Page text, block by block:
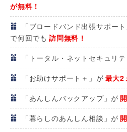
が無料！
「ブロードバンド出張サポー
で何回でも 訪問無料！
「トータル・ネットセキュリ
「お助けサポート＋」が 最大2
「あんしんバックアップ」が
「暮らしのあんしん相談」が